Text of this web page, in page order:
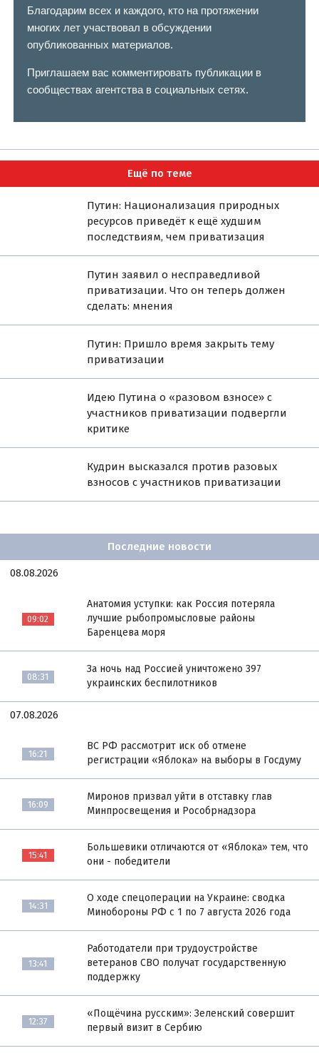
Благодарим всех и каждого, кто на протяжении
многих лет участвовал в обсуждении
опубликованных материалов.
Приглашаем вас комментировать публикации в
сообществах агентства в социальных сетях.
Ещё по теме
Путин: Национализация природных
ресурсов приведёт к ещё худшим
последствиям, чем приватизация
Путин заявил о несправедливой
приватизации. Что он теперь должен
сделать: мнения
Путин: Пришло время закрыть тему
приватизации
Идею Путина о «разовом взносе» с
участников приватизации подвергли
критике
Кудрин высказался против разовых
взносов с участников приватизации
Последние новости
08.08.2026
09:02
Анатомия уступки: как Россия потеряла
лучшие рыбопромысловые районы
Баренцева моря
08:31
За ночь над Россией уничтожено 397
украинских беспилотников
07.08.2026
16:21
ВС РФ рассмотрит иск об отмене
регистрации «Яблока» на выборы в Госдуму
16:09
Миронов призвал уйти в отставку глав
Минпросвещения и Рособрнадзора
15:41
Большевики отличаются от «Яблока» тем, что
они - победители
14:31
О ходе спецоперации на Украине: сводка
Минобороны РФ с 1 по 7 августа 2026 года
13:41
Работодатели при трудоустройстве
ветеранов СВО получат государственную
поддержку
12:37
«Пощёчина русским»: Зеленский совершит
первый визит в Сербию